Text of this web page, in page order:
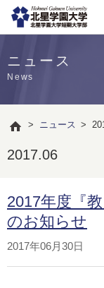
ニュース
News
> ニュース >
2017.06
2017年度『
のお知らせ
2017年06月30日